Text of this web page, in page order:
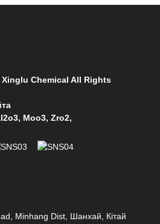
Chemical All Rights
, Moo3,Zro2,
Minhang Dist, Шанхай, Кітай